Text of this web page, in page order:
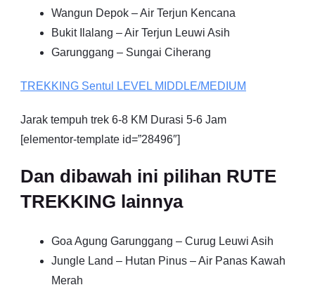
Wangun Depok – Air Terjun Kencana
Bukit Ilalang – Air Terjun Leuwi Asih
Garunggang – Sungai Ciherang
TREKKING Sentul LEVEL MIDDLE/MEDIUM
Jarak tempuh trek 6-8 KM Durasi 5-6 Jam
[elementor-template id=”28496″]
Dan dibawah ini pilihan RUTE
TREKKING lainnya
Goa Agung Garunggang – Curug Leuwi Asih
Jungle Land – Hutan Pinus – Air Panas Kawah
Merah